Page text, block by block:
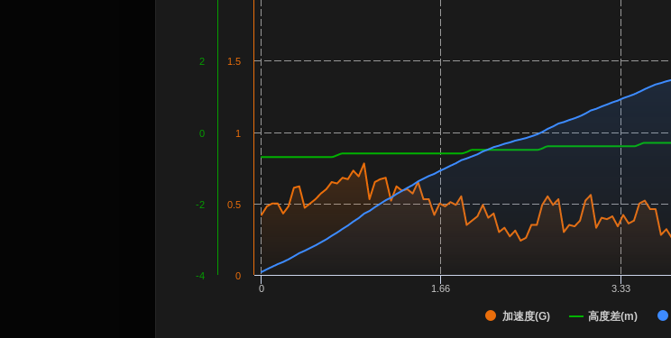
加速度(G) 高度差(m)
0 1.66 3.33
0
0.5
1
1.5
-4
-2
0
2